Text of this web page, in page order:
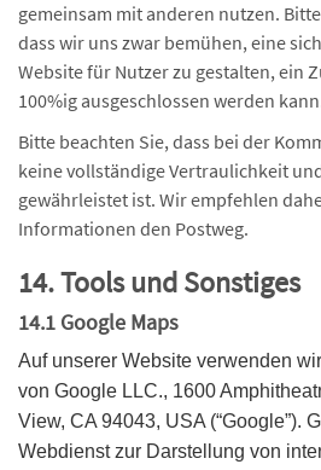
gemeinsam mit anderen nutzen.
dass wir uns zwar bemühen, eine
Website für Nutzer zu gestalten, ein
100%ig ausgeschlossen werden
Bitte beachten Sie, dass bei der
keine vollständige Vertraulichkeit
gewährleistet ist. Wir empfehlen
Informationen den Postweg.
14. Tools und Sonstiges
14.1 Google Maps
Auf unserer Website verwenden
von Google LLC., 1600
View, CA 94043, USA (“Google”).
Webdienst zur Darstellung von